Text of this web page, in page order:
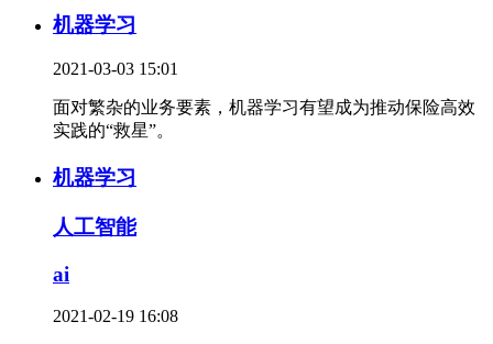
机器学习
2021-03-03 15:01
面对繁杂的业务要素，机器学习有望成为推动保险高效
实践的“救星”。
机器学习
人工智能
ai
2021-02-19 16:08